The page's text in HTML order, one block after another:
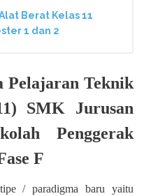
Berat Kelas 11
1 dan 2
Pelajaran Teknik
SMK Jurusan
Penggerak
F
/ paradigma baru yaitu